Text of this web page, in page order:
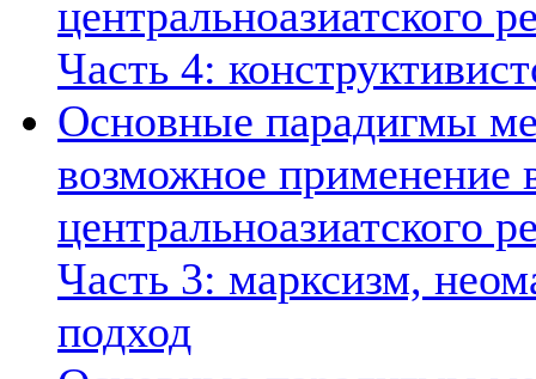
центральноазиатского
Часть 4:
Основные парадигмы
возможное применение
центральноазиатского
Часть 3: марксизм,
подход